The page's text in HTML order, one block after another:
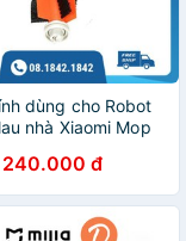
dùng cho Robot
nhà Xiaomi Mop
240.000 đ